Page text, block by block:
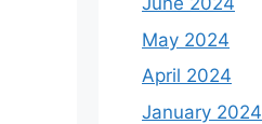
May 2024
April 2024
January 2024